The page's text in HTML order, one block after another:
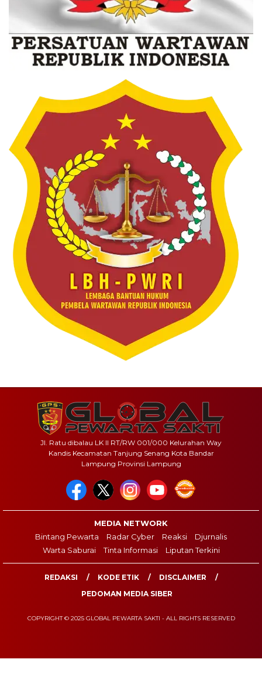
Jl. Ratu dibalau LK II RT/RW 001/000 Kelurahan Way
Kandis Kecamatan Tanjung Senang Kota Bandar
Lampung Provinsi Lampung
MEDIA NETWORK
Bintang Pewarta
Radar Cyber Reaksi
Djurnalis
Warta Saburai
Tinta Informasi Liputan Terkini
REDAKSI KODE ETIK
DISCLAIMER
PEDOMAN MEDIA SIBER
COPYRIGHT © 2025 GLOBAL PEWARTA SAKTI - ALL RIGHTS RESERVED